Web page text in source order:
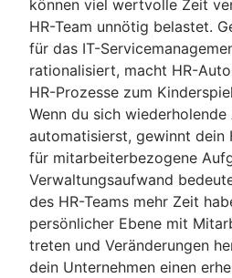
können viel wertvolle Zeit
HR-Team unnötig belastet.
für das IT-
rationalisiert, macht HR-
HR-Prozesse zum
Wenn du sich wiederholende
automatisierst, gewinnt dein
für mitarbeiterbezogene
Verwaltungsaufwand
des HR-Teams mehr Zeit
persönlicher Ebene mit
treten und Veränderungen
dein Unternehmen einen